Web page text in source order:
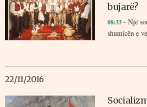
bujarë?
08:33 - Një
shumicën e
22/11/2016